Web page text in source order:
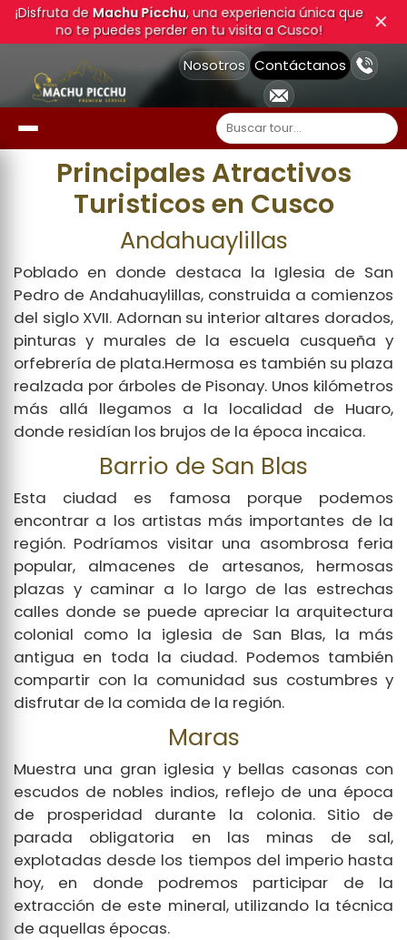
¡Disfruta deMachu Picchu, una experiencia única que
no te puedes perder en tu visita a Cusco!
✕
Contáctanos
Nosotros
Principales Atractivos
Turisticos en Cusco
Andahuaylillas
Poblado en donde destaca la Iglesia de San
Pedro de Andahuaylillas, construida a comienzos
del siglo XVII. Adornan su interior altares dorados,
pinturas y murales de la escuela cusqueña y
orfebrería de plata.Hermosa es también su plaza
realzada por árboles de Pisonay. Unos kilómetros
más allá llegamos a la localidad de Huaro,
donde residían los brujos de la época incaica.
Barrio de San Blas
Esta ciudad es famosa porque podemos
encontrar a los artistas más importantes de la
región. Podríamos visitar una asombrosa feria
popular, almacenes de artesanos, hermosas
plazas y caminar a lo largo de las estrechas
calles donde se puede apreciar la arquitectura
colonial como la iglesia de San Blas, la más
antigua en toda la ciudad. Podemos también
compartir con la comunidad sus costumbres y
disfrutar de la comida de la región.
Maras
Muestra una gran iglesia y bellas casonas con
escudos de nobles indios, reflejo de una época
de prosperidad durante la colonia. Sitio de
parada obligatoria en las minas de sal,
explotadas desde los tiempos del imperio hasta
hoy, en donde podremos participar de la
extracción de este mineral, utilizando la técnica
de aquellas épocas.